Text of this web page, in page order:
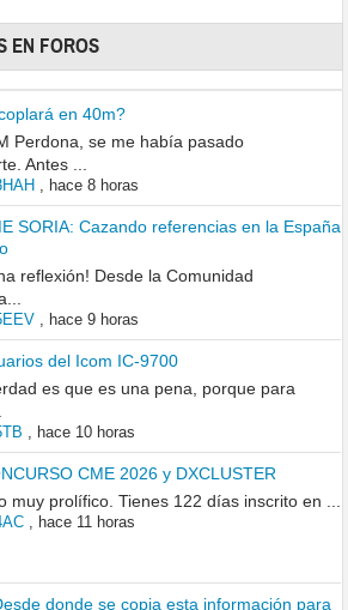
EN FOROS
en 40m?
Perdona, se me había pasado
Antes ...
, hace 8 horas
SORIA: Cazando referencias en la España
reflexión! Desde la Comunidad
, hace 9 horas
del Icom IC-9700
es que es una pena, porque para
hace 10 horas
CME 2026 y DXCLUSTER
muy prolífico. Tienes 122 días inscrito en ...
, hace 11 horas
donde se copia esta información para